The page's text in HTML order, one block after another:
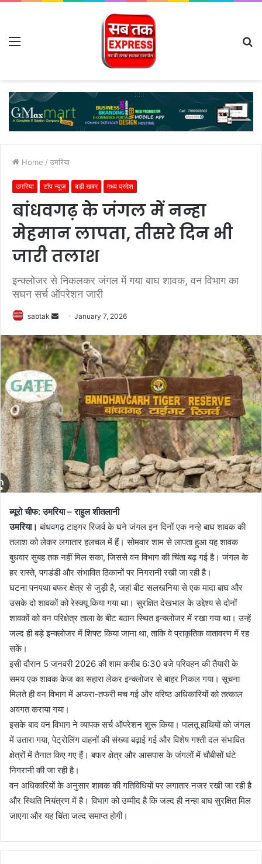
Menu
Home / उमरिया
उमरिया टॉप न्यूज बड़ी खबर मध्य प्रदेश
बांधवगढ़ के जंगल में नन्हा
मेहमान लापता, तीसरे दिन भी
जारी तलाश
इन्क्लोजर से निकलकर जंगल में गया बाघ शावक, वन विभाग का
सघन सर्च ऑपरेशन जारी
sabtak
Send
email
January 7, 2026
ब्यूरो चीफ: उमरिया – राहुल शीतलानी
उमरिया। बांधवगढ़ टाइगर रिजर्व के घने जंगल इन दिनों एक नन्हे बाघ शावक की
तलाश को लेकर लगातार हलचल में हैं। सोमवार शाम से लापता हुआ यह शावक
बुधवार सुबह तक नहीं मिल सका, जिससे वन विभाग की चिंता बढ़ गई है। जंगल के
हर रास्ते, पगडंडी और संभावित ठिकानों पर निगरानी रखी जा रही है।
घटना पनपथा बफर क्षेत्र से जुड़ी है, जहां बीट सलखनिया से एक मादा बाघ और
उसके दो शावकों को रेस्क्यू किया गया था। सुरक्षित देखभाल के उद्देश्य से दोनों
शावकों को वन परिक्षेत्र ताला के बीट बठान स्थित इन्क्लोजर में रखा गया था। उन्हें
जल्द ही बड़े इन्क्लोजर में शिफ्ट किया जाना था, ताकि वे प्राकृतिक वातावरण में रह
सकें।
इसी दौरान 5 जनवरी 2026 की शाम करीब 6:30 बजे परिवहन की तैयारी के
समय एक शावक केज का सहारा लेकर इन्क्लोजर से बाहर निकल गया। सूचना
मिलते ही वन विभाग में अफरा-तफरी मच गई और वरिष्ठ अधिकारियों को तत्काल
अवगत कराया गया।
इसके बाद वन विभाग ने व्यापक सर्च ऑपरेशन शुरू किया। पालतू हाथियों को जंगल
में उतारा गया, पेट्रोलिंग वाहनों की संख्या बढ़ाई गई और विशेष गश्ती दल संभावित
क्षेत्रों में तैनात किए गए हैं। बफर क्षेत्र और आसपास के जंगलों में चौबीसों घंटे
निगरानी की जा रही है।
वन अधिकारियों के अनुसार शावक की गतिविधियों पर लगातार नजर रखी जा रही है
और स्थिति नियंत्रण में है। विभाग को उम्मीद है कि जल्द ही नन्हा बाघ सुरक्षित मिल
जाएगा और यह चिंता जल्द समाप्त होगी।